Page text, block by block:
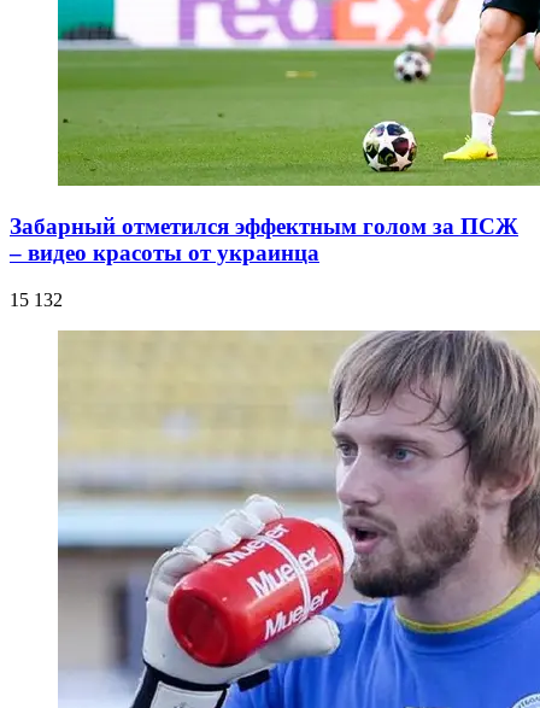
Забарный отметился эффектным голом за ПСЖ
– видео красоты от украинца
15 132